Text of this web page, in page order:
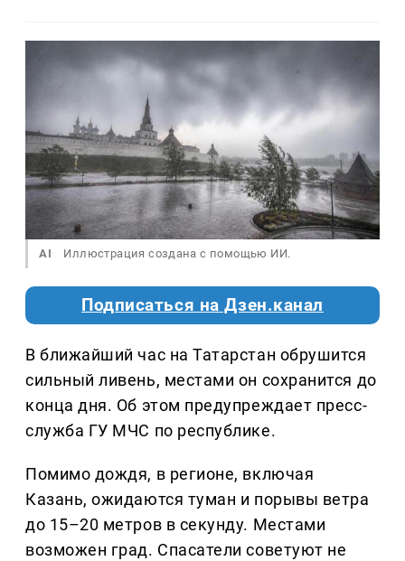
AI Иллюстрация создана с помощью ИИ.
Подписаться на Дзен.канал
В ближайший час на Татарстан обрушится
сильный ливень, местами он сохранится до
конца дня. Об этом предупреждает пресс-
служба ГУ МЧС по республике.
Помимо дождя, в регионе, включая
Казань, ожидаются туман и порывы ветра
до 15–20 метров в секунду. Местами
возможен град. Спасатели советуют не